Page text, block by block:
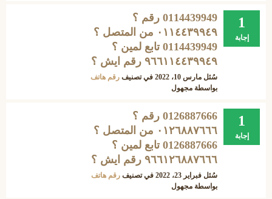
1
إجابة
0114439949 رقم ؟
۰۱۱٤٤۳۹۹٤۹ من المتصل ؟
0114439949 تابع لمين ؟
۹٦٦۱۱٤٤۳۹۹٤۹ رقم ايش ؟
سُئل مارس 10، 2022 في تصنيف رقم هاتف
بواسطة مجهول
1
إجابة
0126887666 رقم ؟
۰۱۲٦۸۸٧٦٦٦ من المتصل ؟
0126887666 تابع لمين ؟
۹٦٦۱۲٦۸۸٧٦٦٦ رقم ايش ؟
سُئل فبراير 23، 2022 في تصنيف رقم هاتف
بواسطة مجهول